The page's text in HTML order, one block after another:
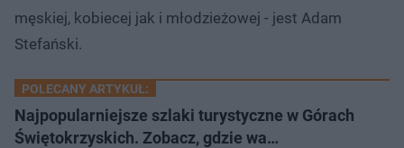
męskiej, kobiecej jak i młodzieżowej - jest Adam
Stefański.
POLECANY ARTYKUŁ:
Najpopularniejsze szlaki turystyczne w Górach
Świętokrzyskich. Zobacz, gdzie wa…